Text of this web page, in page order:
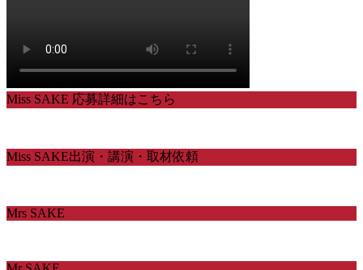
Miss SAKE 応募詳細はこちら
Miss SAKE出演・講演・取材依頼
Mrs SAKE